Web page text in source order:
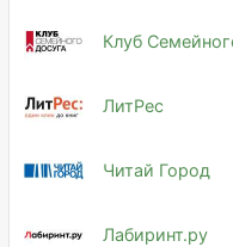
Клуб
ЛитРес
Читай Город
Лабиринт.ру